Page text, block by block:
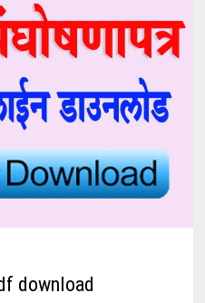
download